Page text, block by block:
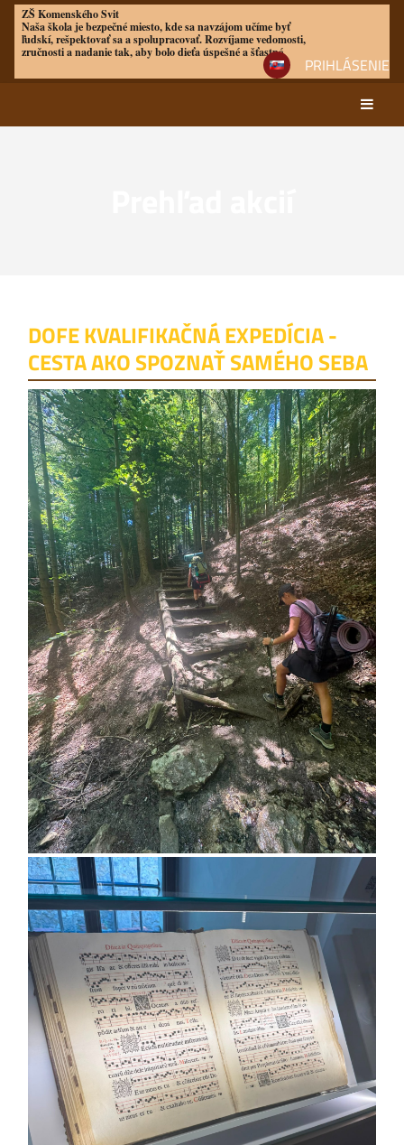
ZŠ Komenského Svit
Naša škola je bezpečné miesto, kde sa navzájom učíme byť
ľudskí, rešpektovať sa a spolupracovať. Rozvíjame vedomosti,
zručnosti a nadanie tak, aby bolo dieťa úspešné a šťastné
PRIHLÁSENIE
akcií
DOFE KVALIFIKAČNÁ EXPEDÍCIA -
CESTA AKO SPOZNAŤ SAMÉHO SEBA